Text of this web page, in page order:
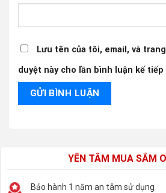
Lưu tên của tôi, email, và
duyệt này cho lần bình luận kế tiếp
YÊN TÂM MUA SẮM
Bảo hành 1 năm an tâm sử dụng